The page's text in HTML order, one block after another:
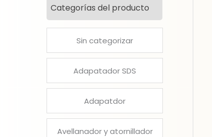
Categorías del producto
Sin categorizar
Adapatador SDS
Adapatdor
Avellanador y atornillador